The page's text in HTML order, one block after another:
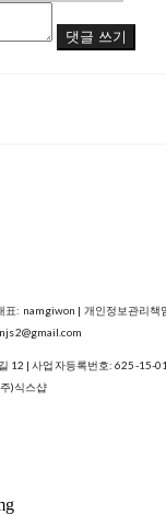
댓글 쓰기
: namgiwon | 개인정보관리책
12 | 사업자등록번호:625-15-
)식스샵